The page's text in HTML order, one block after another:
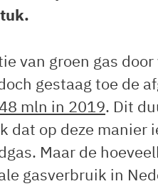
van groen gas
gestaag toe de
mln in 2019. Dit
dat op deze
Maar de
gasverbruik in